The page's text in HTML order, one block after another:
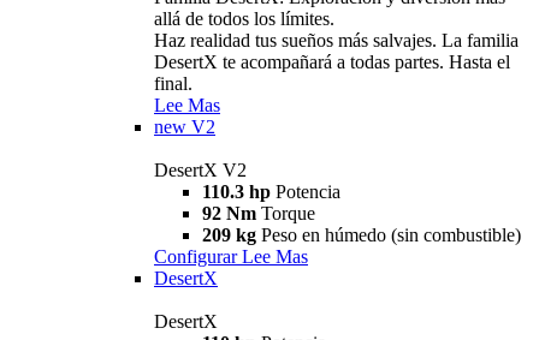
allá de todos los límites.
Haz realidad tus sueños más salvajes. La familia
DesertX te acompañará a todas partes. Hasta el
final.
Lee Mas
new V2
DesertX V2
110.3 hp Potencia
92 Nm Torque
209 kg Peso en húmedo (sin combustible)
Configurar Lee Mas
DesertX
DesertX